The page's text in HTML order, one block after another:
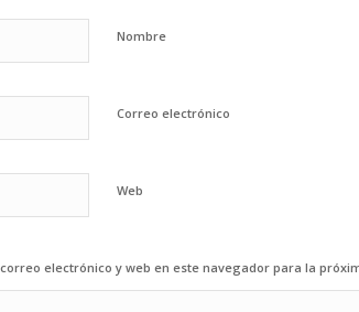
Nombre
Correo electrónico
Web
electrónico y web en este navegador para la